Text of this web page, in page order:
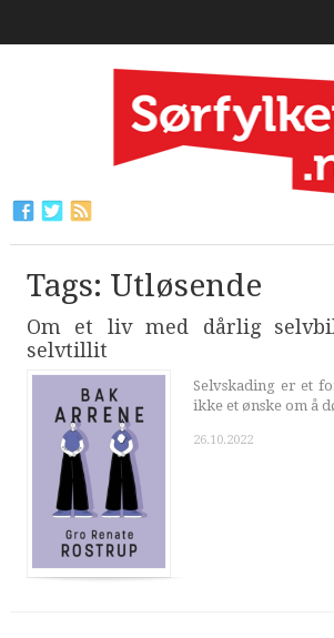
Tags: Utløsende
Om et liv med dårlig
selvtillit
Selvskading er et
ikke et ønske om å
26.10.2022